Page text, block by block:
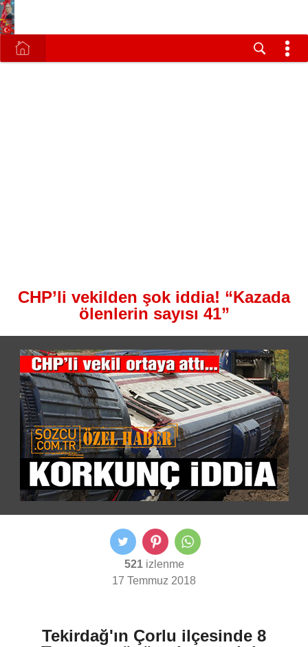
CHP’li vekilden şok iddia! “Kazada
ölenlerin sayısı 41”
521izlenme
17 Temmuz 2018
Tekirdağ'ın Çorlu ilçesinde 8